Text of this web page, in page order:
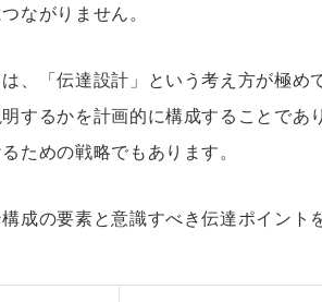
ながりません。
、「伝達設計」という考え方が極
するかを計画的に構成することであ
ための戦略でもあります。
成の要素と意識すべき伝達ポイント